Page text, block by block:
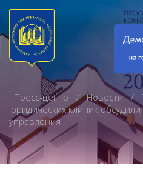
Пресс-центр Новости
юридических клиник
управления